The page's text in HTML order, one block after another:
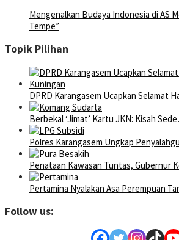
Mengenalkan Budaya Indonesia di AS
Tempe”
Topik Pilihan
DPRD Karangasem Ucapkan Selamat
Berbekal ‘Jimat’ Kartu JKN: Kisah
Polres Karangasem Ungkap
Penataan Kawasan Tuntas, Gubernur
Pertamina Nyalakan Asa Perempuan
Follow us: